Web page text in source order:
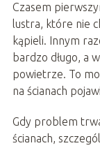
Czasem
lustra, które nie
kąpieli. Innym
bardzo długo, a
powietrze. To
na ścianach
Gdy problem
ścianach,